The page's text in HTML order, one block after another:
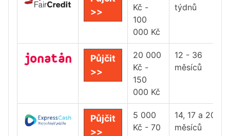
>>
Kč -
100
000 Kč
týdnů
Půjčit
>>
20 000
Kč -
150
000 Kč
12 - 36
měsíců
Půjčit
>>
5 000
Kč - 70
14, 17 a 20
měsíců